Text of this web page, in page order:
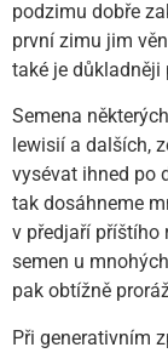
podzimu dobře
první zimu jim
také je důkladněji
Semena
lewisií a dalších,
vysévat ihned po
tak dosáhneme
v předjaří příštího
semen u
pak obtížně
Při generativním